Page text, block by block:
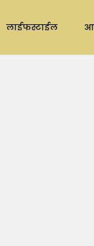
लाईफस्टाईल